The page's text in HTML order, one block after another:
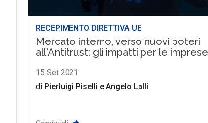
RECEPIMENTO DIRETTIVA UE
Mercato interno, verso nuovi poteri
all'Antitrust: gli impatti per le imprese
15 Set 2021
di Pierluigi Piselli e Angelo Lalli